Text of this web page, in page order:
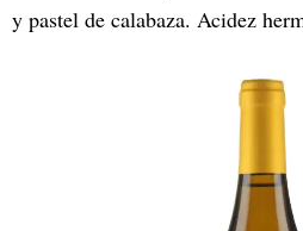
y pastel de calabaza. Acidez